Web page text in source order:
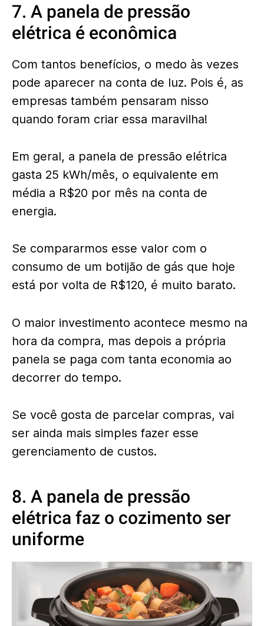
7. A panela de pressão
elétrica é econômica
Com tantos benefícios, o medo às vezes
pode aparecer na conta de luz. Pois é, as
empresas também pensaram nisso
quando foram criar essa maravilha!
Em geral, a panela de pressão elétrica
gasta 25 kWh/mês, o equivalente em
média a R$20 por mês na conta de
energia.
Se compararmos esse valor com o
consumo de um botijão de gás que hoje
está por volta de R$120, é muito barato.
O maior investimento acontece mesmo na
hora da compra, mas depois a própria
panela se paga com tanta economia ao
decorrer do tempo.
Se você gosta de parcelar compras, vai
ser ainda mais simples fazer esse
gerenciamento de custos.
8. A panela de pressão
elétrica faz o cozimento ser
uniforme